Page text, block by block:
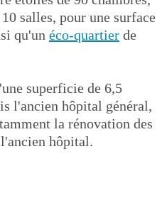
salles, pour une surface
qu'un éco-quartier de
superficie de 6,5
l'ancien hôpital général,
la rénovation des
hôpital.